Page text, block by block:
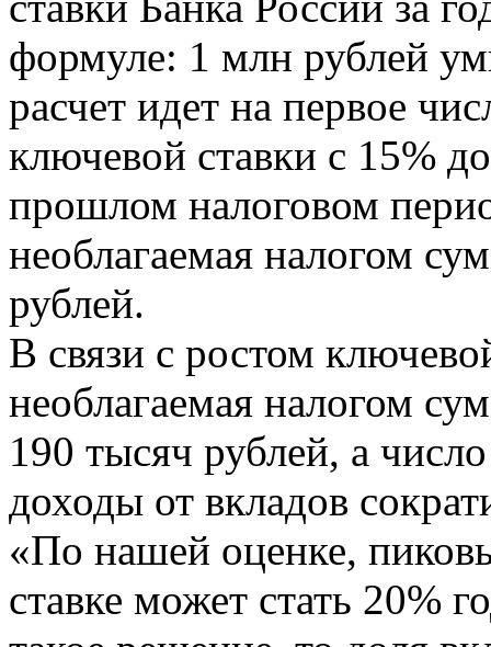
формуле: 1 млн рублей
расчет идет на первое
ключевой ставки с 15%
прошлом налоговом
необлагаемая налогом
рублей.
В связи с ростом
необлагаемая налогом
190 тысяч рублей, а
доходы от вкладов
«По нашей оценке,
ставке может стать 20%